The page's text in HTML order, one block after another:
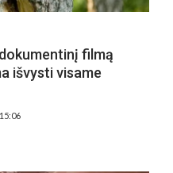
filmą
išvysti visame